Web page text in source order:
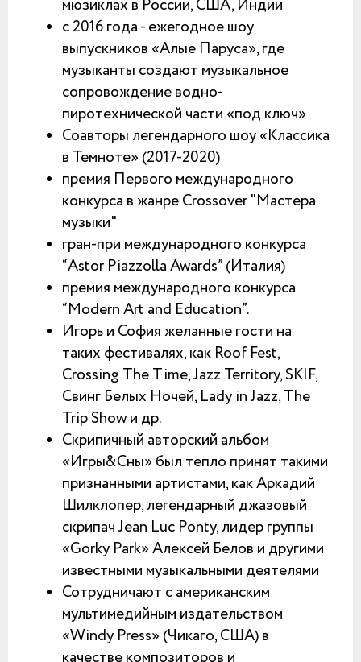
мюзиклах в России, США, Индии
с 2016 года - ежегодное шоу
выпускников «Алые Паруса», где
музыканты создают музыкальное
сопровождение водно-
пиротехнической части «под ключ»
Соавторы легендарного шоу «Классика
в Темноте» (2017-2020)
премия Первого международного
конкурса в жанре Crossover "Мастера
музыки"
гран-при международного конкурса
“Astor Piazzolla Awards” (Италия)
премия международного конкурса
“Modern Art and Education”.
Игорь и София желанные гости на
таких фестивалях, как Roof Fest,
Crossing The Timе, Jazz Territory, SKIF,
Свинг Белых Ночей, Lady in Jazz, The
Trip Show и др.
Скрипичный авторский альбом
«Игры&Сны» был тепло принят такими
признанными артистами, как Аркадий
Шилклопер, легендарный джазовый
скрипач Jean Luc Ponty, лидер группы
«Gorky Park» Алексей Белов и другими
известными музыкальными деятелями
Сотрудничают с американским
мультимедийным издательством
«Windy Press» (Чикаго, США) в